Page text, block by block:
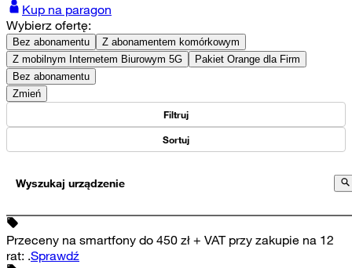
Kup na paragon
Wybierz ofertę:
Bez abonamentu
Z abonamentem komórkowym
Z mobilnym Internetem Biurowym 5G
Pakiet Orange dla Firm
Bez abonamentu
Zmień
Filtruj
Sortuj
Wyszukaj urządzenie
Przeceny na smartfony do 450 zł + VAT przy zakupie na 12
rat: .Sprawdź